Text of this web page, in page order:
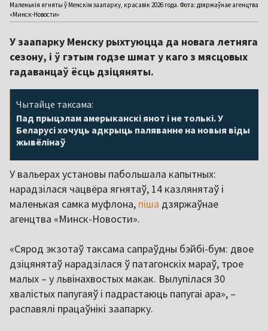
Маленькія ягняты ў Менскім заапарку, красавік 2026 года. Фота: дзяржаўнае агенцтва
«Минск-Новости»
У заапарку Менску рыхтуюцца да новага летняга
сезону, і ў гэтым годзе шмат у каго з мясцовых
гадаванцаў ёсць дзіцяняты.
Чытайце таксама:
Пад прыцэлам амерыканскі янот і не толькі. У
Беларусі хочуць адкрыць паляванне на новыя віды
жывёлінаў
У вальерах установы пабольшала капытных:
нарадзілася чацвёра ягнятаў, 14 казлянятаў і
маленькая самка муфлона, піша дзяржаўнае
агенцтва «Минск-Новости».
«Сярод экзотаў таксама сапраўдны бэйбі-бум: двое
дзіцянятаў нарадзілася ў патагонскіх мараў, трое
малых – у львінахвостых макак. Вылупілася 30
хвалістых папугаяў і падрастаюць папугаі ара», –
распавялі працаўнікі заапарку.